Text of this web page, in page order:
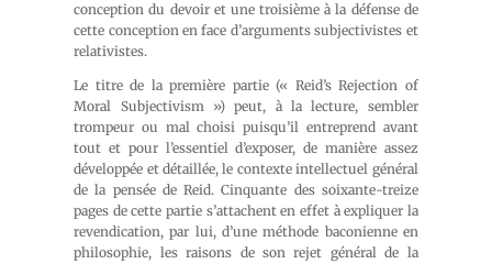
conception du devoir et une troisième à la défense de
cette conception en face d’arguments subjectivistes et
relativistes.
Le titre de la première partie (« Reid’s Rejection of
Moral Subjectivism ») peut, à la lecture, sembler
trompeur ou mal choisi puisqu’il entreprend avant
tout et pour l’essentiel d’exposer, de manière assez
développée et détaillée, le contexte intellectuel général
de la pensée de Reid. Cinquante des soixante-treize
pages de cette partie s’attachent en effet à expliquer la
revendication, par lui, d’une méthode baconienne en
philosophie, les raisons de son rejet général de la